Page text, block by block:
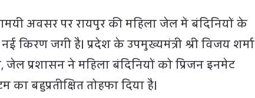
अवसर पर रायपुर की महिला जेल में बंदिनियों के
किरण जगी है। प्रदेश के उपमुख्यमंत्री श्री विजय शर्मा
प्रशासन ने महिला बंदिनियों को प्रिजन इनमेट
का बहुप्रतीक्षित तोहफा दिया है।